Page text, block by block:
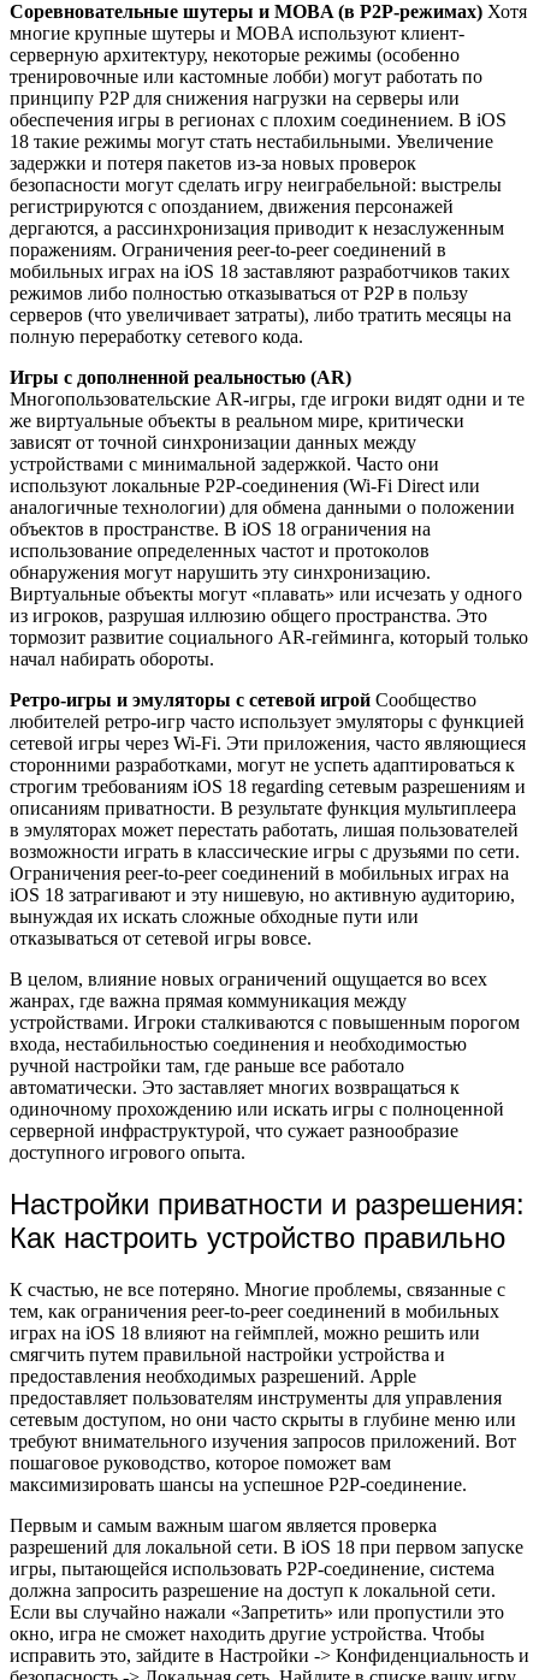
Соревновательные шутеры и MOBA (в P2P-режимах) Хотя
многие крупные шутеры и MOBA используют клиент-
серверную архитектуру, некоторые режимы (особенно
тренировочные или кастомные лобби) могут работать по
принципу P2P для снижения нагрузки на серверы или
обеспечения игры в регионах с плохим соединением. В iOS
18 такие режимы могут стать нестабильными. Увеличение
задержки и потеря пакетов из-за новых проверок
безопасности могут сделать игру неиграбельной: выстрелы
регистрируются с опозданием, движения персонажей
дергаются, а рассинхронизация приводит к незаслуженным
поражениям. Ограничения peer-to-peer соединений в
мобильных играх на iOS 18 заставляют разработчиков таких
режимов либо полностью отказываться от P2P в пользу
серверов (что увеличивает затраты), либо тратить месяцы на
полную переработку сетевого кода.
Игры с дополненной реальностью (AR)
Многопользовательские AR-игры, где игроки видят одни и те
же виртуальные объекты в реальном мире, критически
зависят от точной синхронизации данных между
устройствами с минимальной задержкой. Часто они
используют локальные P2P-соединения (Wi-Fi Direct или
аналогичные технологии) для обмена данными о положении
объектов в пространстве. В iOS 18 ограничения на
использование определенных частот и протоколов
обнаружения могут нарушить эту синхронизацию.
Виртуальные объекты могут «плавать» или исчезать у одного
из игроков, разрушая иллюзию общего пространства. Это
тормозит развитие социального AR-гейминга, который только
начал набирать обороты.
Ретро-игры и эмуляторы с сетевой игрой Сообщество
любителей ретро-игр часто использует эмуляторы с функцией
сетевой игры через Wi-Fi. Эти приложения, часто являющиеся
сторонними разработками, могут не успеть адаптироваться к
строгим требованиям iOS 18 regarding сетевым разрешениям и
описаниям приватности. В результате функция мультиплеера
в эмуляторах может перестать работать, лишая пользователей
возможности играть в классические игры с друзьями по сети.
Ограничения peer-to-peer соединений в мобильных играх на
iOS 18 затрагивают и эту нишевую, но активную аудиторию,
вынуждая их искать сложные обходные пути или
отказываться от сетевой игры вовсе.
В целом, влияние новых ограничений ощущается во всех
жанрах, где важна прямая коммуникация между
устройствами. Игроки сталкиваются с повышенным порогом
входа, нестабильностью соединения и необходимостью
ручной настройки там, где раньше все работало
автоматически. Это заставляет многих возвращаться к
одиночному прохождению или искать игры с полноценной
серверной инфраструктурой, что сужает разнообразие
доступного игрового опыта.
Настройки приватности и разрешения:
Как настроить устройство правильно
К счастью, не все потеряно. Многие проблемы, связанные с
тем, как ограничения peer-to-peer соединений в мобильных
играх на iOS 18 влияют на геймплей, можно решить или
смягчить путем правильной настройки устройства и
предоставления необходимых разрешений. Apple
предоставляет пользователям инструменты для управления
сетевым доступом, но они часто скрыты в глубине меню или
требуют внимательного изучения запросов приложений. Вот
пошаговое руководство, которое поможет вам
максимизировать шансы на успешное P2P-соединение.
Первым и самым важным шагом является проверка
разрешений для локальной сети. В iOS 18 при первом запуске
игры, пытающейся использовать P2P-соединение, система
должна запросить разрешение на доступ к локальной сети.
Если вы случайно нажали «Запретить» или пропустили это
окно, игра не сможет находить другие устройства. Чтобы
исправить это, зайдите в Настройки -> Конфиденциальность и